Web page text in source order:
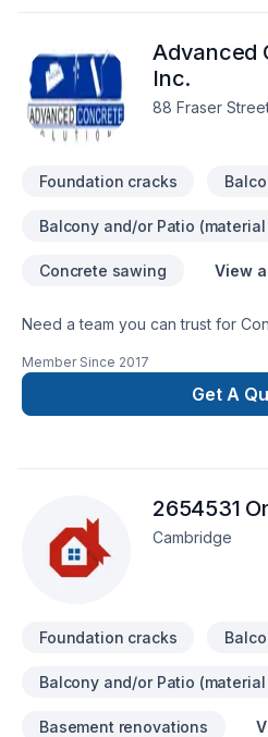
the owner Bradley Campbell.
Advanced
Inc.
88 Fraser
Foundation cracks
Balcony and/or Patio
Concrete sawing View
Need a team you can trust for
Home jacking, Parging in Central
Horseshoe,Greater Toronto
satisfaction drives everything we
Member Since 2017
Get A
2654531
Cambridge
Foundation cracks
Balcony and/or Patio
Basement renovations